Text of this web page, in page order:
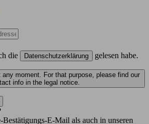
die Datenschutzerklärung gelesen habe.
moment. For that purpose, please find our
info in the legal notice.
E-Mail als auch in unseren